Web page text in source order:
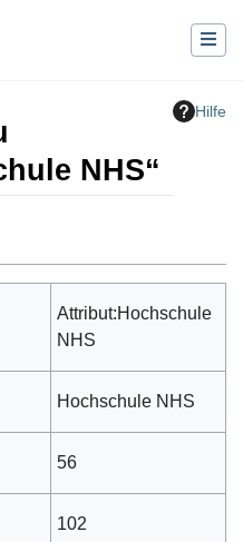
Hilfe
NHS“
Attribut:Hochschule
NHS
Hochschule NHS
56
102